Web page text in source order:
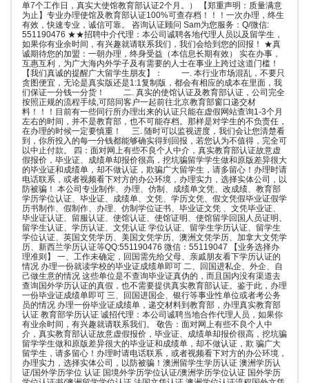
单7个工作日，真实大使馆教育部认证2个月。） 【郑重声明：质量满意
为止】专业办理使馆及教育部认证100%可查存档！！！一次办理，终生
有效，快速专业，诚信可靠。 咨询认证顾问 Sam为您服务：Q/微信:
551190476 ★★招聘中介代理：本公司诚聘各地代理人员以及留学生，
如果你有业余时间，有兴趣就请联系我们，我们会给到您的回报！ ★真
诚期待您的加盟：一朝办理，终身受益（本信息长期有效） 实在办事，
互惠互利，为广大海内外学子及有需要的人士在事业上跨过这道门槛！
【我们真诚的提醒广大留学生朋友】： 一. 本行业市场混乱，不要只
贪图便宜，无论是真实版还是1:1复制版，都会有相应的成本在里面，我
们保证一分钱一分货！ 二. 真实的使馆认证及教育部认证，公司完全
按照正规的流程手续,可陪同客户一起前往北京教育部窗口递交材
料！！！目前有一些同行所办理出来的认证只能在虚假网站查询1-3个月
左右的时间，并不是教育部，也不可能存档。那样是对学生的不负责任，
在办理的时候一定要慎重！ 三. 随时可以监视进度，我们会让您清楚看
到，你所投入的每一分钱都能够确实得到回报，若您认为不值得，完全可
以中止付款。 四：面对网上有些不良个人中介，真实教育部认证故意虚
假报价，毕业证、成绩单却报价很高，挖坑骗留学学生做和原版差异很大
的毕业证和成绩单，却不做认证，欺骗广大留学生，请多留心！办理时请
电话联系，或者视频看下对方的办公环境，办理实力，选择实体公司，以
防被骗！ 本公司专业制作、办理、仿制、成绩单文凭、改成绩、教育部
学历学位认证、毕业证、成绩单、文凭、学历文凭、假文凭假毕业证假学
历书制作、假制作、办理、仿制学位证书、毕业证文凭 、文凭毕业证、
毕业证认证、留服认证、使馆认证、使馆证明、使馆留学回国人员证明、
留学生认证、学历认证、文凭认证 学位认证、留学生学历认证、留学生
学位认证、英国文凭学历、美国文凭学历、澳洲文凭学历、加拿大文凭学
历、新西兰学历认证等QQ:551190476 微信：55119047 【业务选择办
理准则】 一、工作未确定，回国需先给父母、亲戚朋友看下学历认证的
情况 办理一份就读学校的毕业证成绩单即可 二、回国进私企、外企、自
己做生意的情况 这些单位是不查询毕业证真伪的，而且国内没有渠道去
查询国外学历认证的真假，也不需要提供真实教育部认证。鉴于此，办理
一份毕业证成绩单即可 三、回国进国企、银行等事业性单位或者考公务
员的情况 办理一份毕业证成绩单，递交材料到教育部，办理真实教育部
认证 教育部学历认证 诚招代理：本公司诚聘当地合作代理人员，如果你
有业余时间，有兴趣就请联系我们。 敬告：面对网上有些不良个人中
介，真实教育部认证故意虚假报价，毕业证、成绩单却报价很高，挖坑骗
留学学生做和原版差异很大的毕业证和成绩单，却不做认证，欺 骗广大
留学生，请多留心！办理时请电话联系，或者视频看下对方的办公环境，
办理实力，选择实体公司，以防被骗！澳洲留学生学历认证 澳洲学历认
证/国外学历学位 认证 国境外学历学位认证/澳洲学历学位认证 国外学历